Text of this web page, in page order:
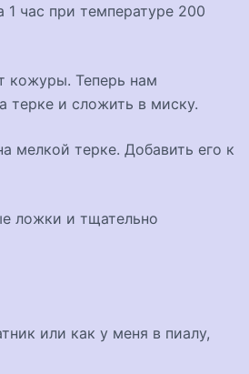
1 час при температуре 200
кожуры. Теперь нам
терке и сложить в миску.
мелкой терке. Добавить его к
ложки и тщательно
или как у меня в пиалу,